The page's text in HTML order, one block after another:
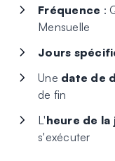
Fréquence :
Mensuelle
Jours
Une date de
de fin
L'heure de la
s'exécuter